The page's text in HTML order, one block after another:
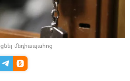
մեդիապահոց